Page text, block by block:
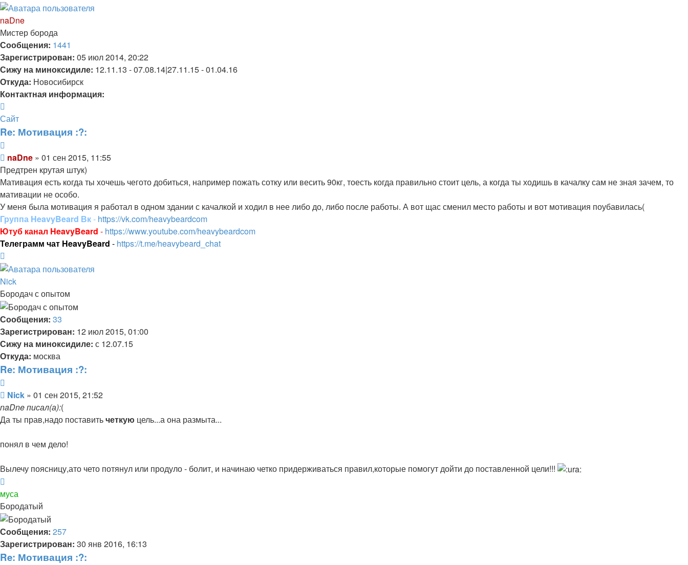
к
началу
naDne
Мистер борода
Сообщения: 1441
Зарегистрирован: 05 июл 2014, 20:22
Сижу на миноксидиле: 12.11.13 - 07.08.14|27.11.15 - 01.04.16
Откуда: Новосибирск
Контактная информация:
информация
пользователя
Сайт
Re: Мотивация :?:
Сообщение
naDne » 01 сен 2015, 11:55
Предтрен крутая штук)
Мативация есть когда ты хочешь чегото добиться, например пожать сотку или весить 90кг, тоесть когда правильно стоит цель, а когда ты ходишь в качалку сам не зная зачем, то
мативации не особо.
У меня была мотивация я работал в одном здании с качалкой и ходил в нее либо до, либо после работы. А вот щас сменил место работы и вот мотивация поубавилась(
Группа HeavyBeard Вк- https://vk.com/heavybeardcom
Ютуб канал HeavyBeard - https://www.youtube.com/heavybeardcom
Телеграмм чат HeavyBeard - https://t.me/heavybeard_chat
к
началу
Nick
Бородач с опытом
Сообщения: 33
Зарегистрирован: 12 июл 2015, 01:00
Сижу на миноксидиле: с 12.07.15
Откуда: москва
Re: Мотивация :?:
Сообщение
Nick » 01 сен 2015, 21:52
naDne писал(а):(
Да ты прав,надо поставитьчеткую цель...а она размыта...
понял в чем дело!
Вылечу поясницу,ато чето потянул или продуло - болит, и начинаю четко придерживаться правил,которые помогут дойти до поставленной цели!!!
к
началу
муса
Бородатый
Сообщения: 257
Зарегистрирован: 30 янв 2016, 16:13
Re: Мотивация :?: